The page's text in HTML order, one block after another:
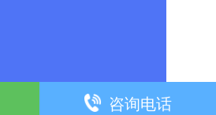
咨询电话